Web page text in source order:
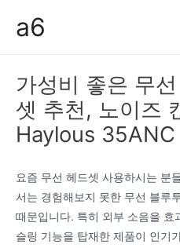
a6
가성비 좋은 무
셋 추천, 노이즈
Haylous 35ANC
요즘 무선 헤드셋 사용하시는 분
서는 경험해보지 못한 무선 블루
때문입니다. 특히 외부 소음을 효
슬링 기능을 탑재한 제품이 인기